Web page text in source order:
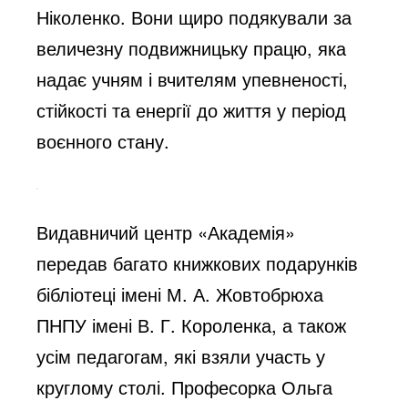
Ніколенко. Вони щиро подякували за
величезну подвижницьку працю, яка
надає учням і вчителям упевненості,
стійкості та енергії до життя у період
воєнного стану.
Видавничий центр «Академія»
передав багато книжкових подарунків
бібліотеці імені М. А. Жовтобрюха
ПНПУ імені В. Г. Короленка, а також
усім педагогам, які взяли участь у
круглому столі. Професорка Ольга